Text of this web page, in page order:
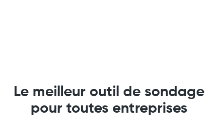
Le meilleur outil de sondage
pour toutes entreprises